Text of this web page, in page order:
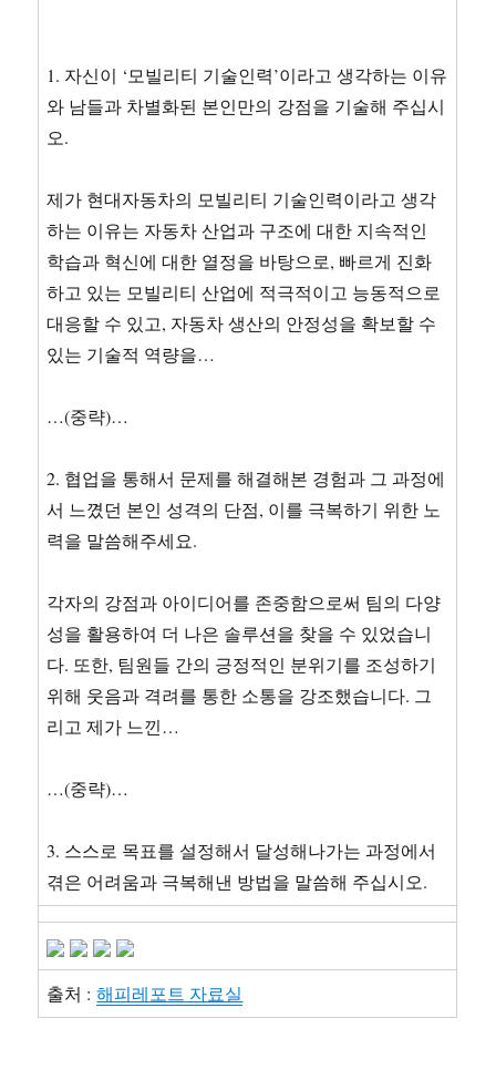
술
인
고
생
각
하
는
이
유
1. 자신이 ‘모빌리티 기술인력’이라고 생각하는 이유
와 남들과 차별화된 본인만의 강점을 기술해 주십시
오.
제가 현대자동차의 모빌리티 기술인력이라고 생각
하는 이유는 자동차 산업과 구조에 대한 지속적인
학습과 혁신에 대한 열정을 바탕으로, 빠르게 진화
하고 있는 모빌리티 산업에 적극적이고 능동적으로
대응할 수 있고, 자동차 생산의 안정성을 확보할 수
있는 기술적 역량을…
…(중략)…
2. 협업을 통해서 문제를 해결해본 경험과 그 과정에
서 느꼈던 본인 성격의 단점, 이를 극복하기 위한 노
력을 말씀해주세요.
각자의 강점과 아이디어를 존중함으로써 팀의 다양
성을 활용하여 더 나은 솔루션을 찾을 수 있었습니
다. 또한, 팀원들 간의 긍정적인 분위기를 조성하기
위해 웃음과 격려를 통한 소통을 강조했습니다. 그
리고 제가 느낀…
…(중략)…
3. 스스로 목표를 설정해서 달성해나가는 과정에서
겪은 어려움과 극복해낸 방법을 말씀해 주십시오.
출처 :해피레포트 자료실